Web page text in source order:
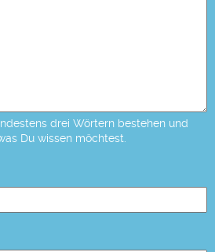
drei Wörtern bestehen und
Du wissen möchtest.